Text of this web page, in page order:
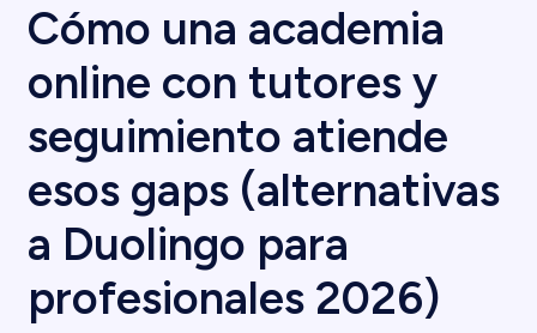
Cómo una academia
online con tutores y
seguimiento atiende
esos gaps (alternativas
a Duolingo para
profesionales 2026)